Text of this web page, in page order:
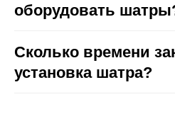
оборудовать
Сколько времени
установка шатра?